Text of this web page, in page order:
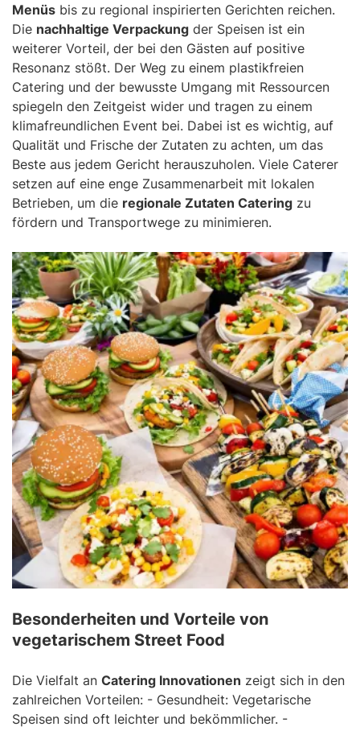
Menüs bis zu regional inspirierten Gerichten reichen.
Die nachhaltige Verpackung der Speisen ist ein
weiterer Vorteil, der bei den Gästen auf positive
Resonanz stößt. Der Weg zu einem plastikfreien
Catering und der bewusste Umgang mit Ressourcen
spiegeln den Zeitgeist wider und tragen zu einem
klimafreundlichen Event bei. Dabei ist es wichtig, auf
Qualität und Frische der Zutaten zu achten, um das
Beste aus jedem Gericht herauszuholen. Viele Caterer
setzen auf eine enge Zusammenarbeit mit lokalen
Betrieben, um die regionale Zutaten Catering zu
fördern und Transportwege zu minimieren.
Besonderheiten und Vorteile von
vegetarischem Street Food
Die Vielfalt an Catering Innovationen zeigt sich in den
zahlreichen Vorteilen: - Gesundheit: Vegetarische
Speisen sind oft leichter und bekömmlicher. -